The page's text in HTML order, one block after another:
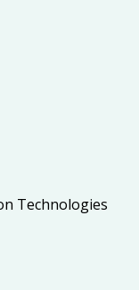
Technologies